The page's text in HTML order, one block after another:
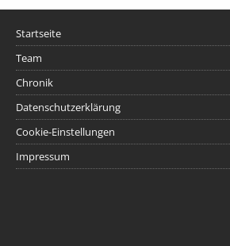
Startseite
Team
Chronik
Datenschutzerklärung
Cookie-Einstellungen
Impressum